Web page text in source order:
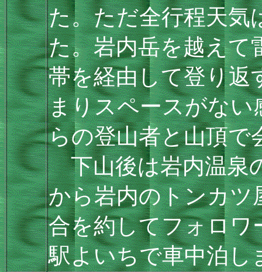
た。ただ全行程天気
た。岩内岳を越えて
帯を経由して登り返
まりスペースがない
らの登山者と山頂で
下山後は岩内温泉
から岩内のトンカツ
合を約してフォロワ
駅よいちで車中泊し